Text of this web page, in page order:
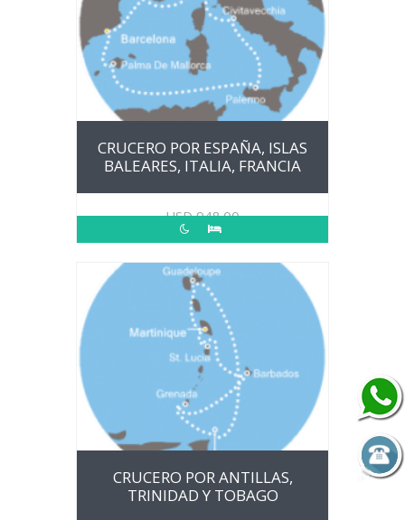
CRUCERO POR ESPAÑA, ISLAS
BALEARES, ITALIA, FRANCIA
USD948.00
CRUCERO POR ANTILLAS,
TRINIDAD Y TOBAGO